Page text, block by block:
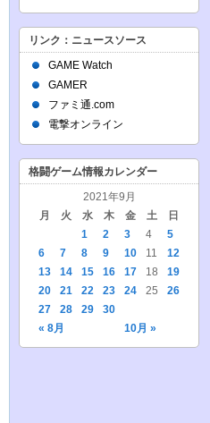
リンク：ニュースソース
GAME Watch
GAMER
ファミ通.com
電撃オンライン
格闘ゲーム情報カレンダー
2021年9月
月
火 水 木 金 土 日
« 8月 10月 »
1 2 3 4
5
6
7 8 9 10 11
12
13
14 15 16 17 18
19
20
21 22 23 24 25
26
27
28 29 30